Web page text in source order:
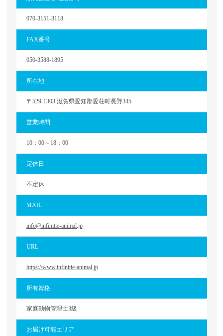
070-3151-3118
FAX番号
050-3588-1895
所在地
〒529-1303 滋賀県愛知郡愛荘町長野345
営業時間
10：00～18：00
定休日
不定休
MAIL
info@infinitie-animal.jp
URL
https://www.infinitie-animal.jp
所有資格
家庭動物管理士3級
お届け可能エリア